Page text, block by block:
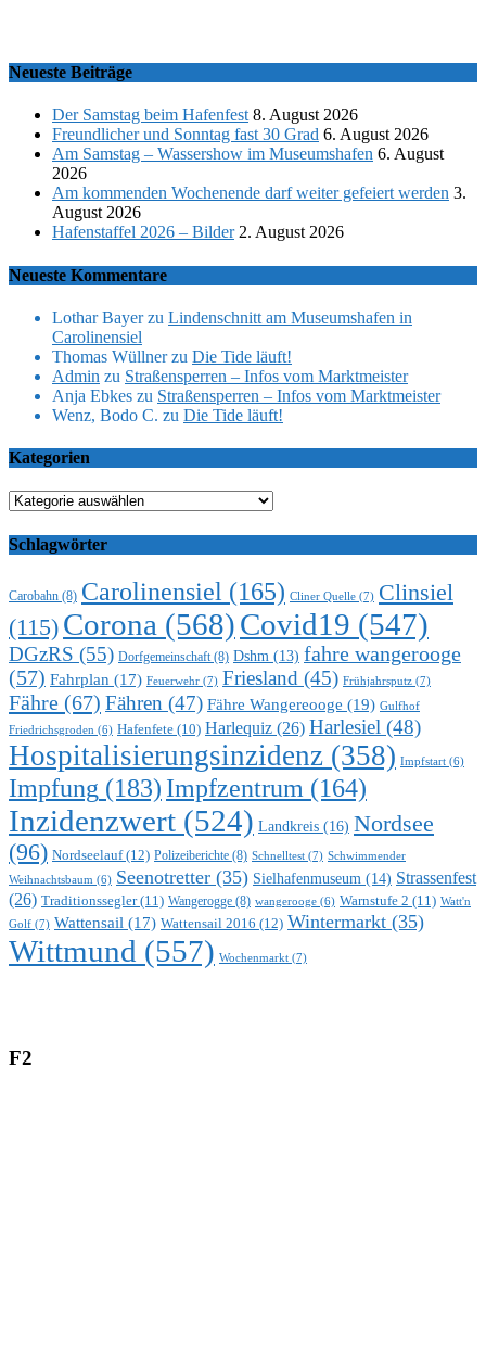
Neueste Beiträge
Der Samstag beim Hafenfest 8. August 2026
Freundlicher und Sonntag fast 30 Grad 6. August 2026
Am Samstag – Wassershow im Museumshafen 6. August
2026
Am kommenden Wochenende darf weiter gefeiert werden 3.
August 2026
Hafenstaffel 2026 – Bilder 2. August 2026
Neueste Kommentare
Lothar Bayerzu Lindenschnitt am Museumshafen in
Carolinensiel
Thomas Wüllnerzu Die Tide läuft!
Admin zu Straßensperren – Infos vom Marktmeister
Anja Ebkes zu Straßensperren – Infos vom Marktmeister
Wenz, Bodo C. zu Die Tide läuft!
Kategorien
Kategorien
Schlagwörter
Carobahn (8) Carolinensiel (165) Cliner Quelle (7) Clinsiel
(115) Corona (568)Covid19 (547)
DGzRS (55) Dorfgemeinschaft(8) Dshm (13) fahre wangerooge
(57) Fahrplan (17) Feuerwehr (7) Friesland (45) Frühjahrsputz (7)
Fähre (67) Fähren (47) Fähre Wangereooge (19) Gulfhof
Friedrichsgroden (6) Hafenfete (10) Harlequiz (26) Harlesiel (48)
Hospitalisierungsinzidenz (358) Impfstart (6)
Impfung (183) Impfzentrum (164)
Inzidenzwert (524) Landkreis (16) Nordsee
(96) Nordseelauf(12) Polizeiberichte (8) Schnelltest (7) Schwimmender
Weihnachtsbaum (6) Seenotretter (35) Sielhafenmuseum (14) Strassenfest
(26) Traditionssegler(11) Wangerogge (8) wangerooge (6) Warnstufe 2 (11) Watt'n
Golf (7) Wattensail (17) Wattensail 2016 (12) Wintermarkt (35)
Wittmund (557) Wochenmarkt (7)
F2